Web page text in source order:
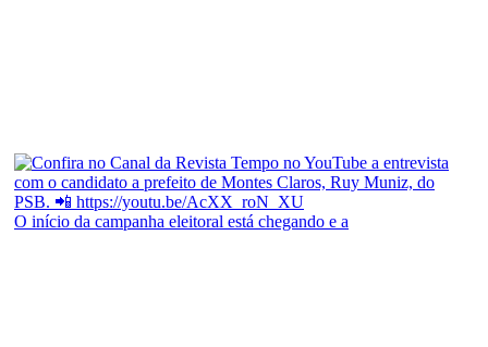
O início da campanha eleitoral está chegando e a